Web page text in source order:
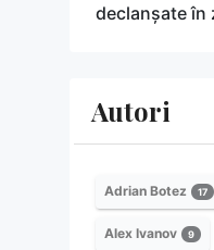
declanșate în
Autori
Adrian Botez 17
Alex Ivanov 9